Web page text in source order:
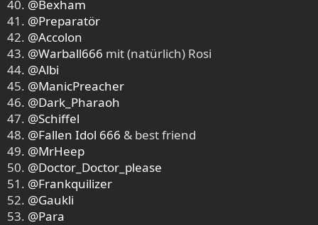
40. @Bexham
41. @Preparatör
42. @Accolon
43. @Warball666 mit (natürlich) Rosi
44. @Albi
45. @ManicPreacher
46. @Dark_Pharaoh
47. @Schiffel
48. @Fallen Idol 666 & best friend
49. @MrHeep
50. @Doctor_Doctor_please
51. @Frankquilizer
52. @Gaukli
53. @Para